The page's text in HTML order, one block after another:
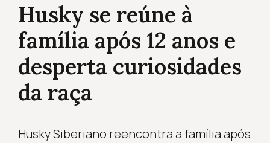
Husky se reúne à
família após 12 anos e
desperta curiosidades
da raça
Husky Siberiano reencontra a família após